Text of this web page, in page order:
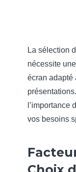
La sélection
nécessite
écran adapté
l’importance
vos besoins